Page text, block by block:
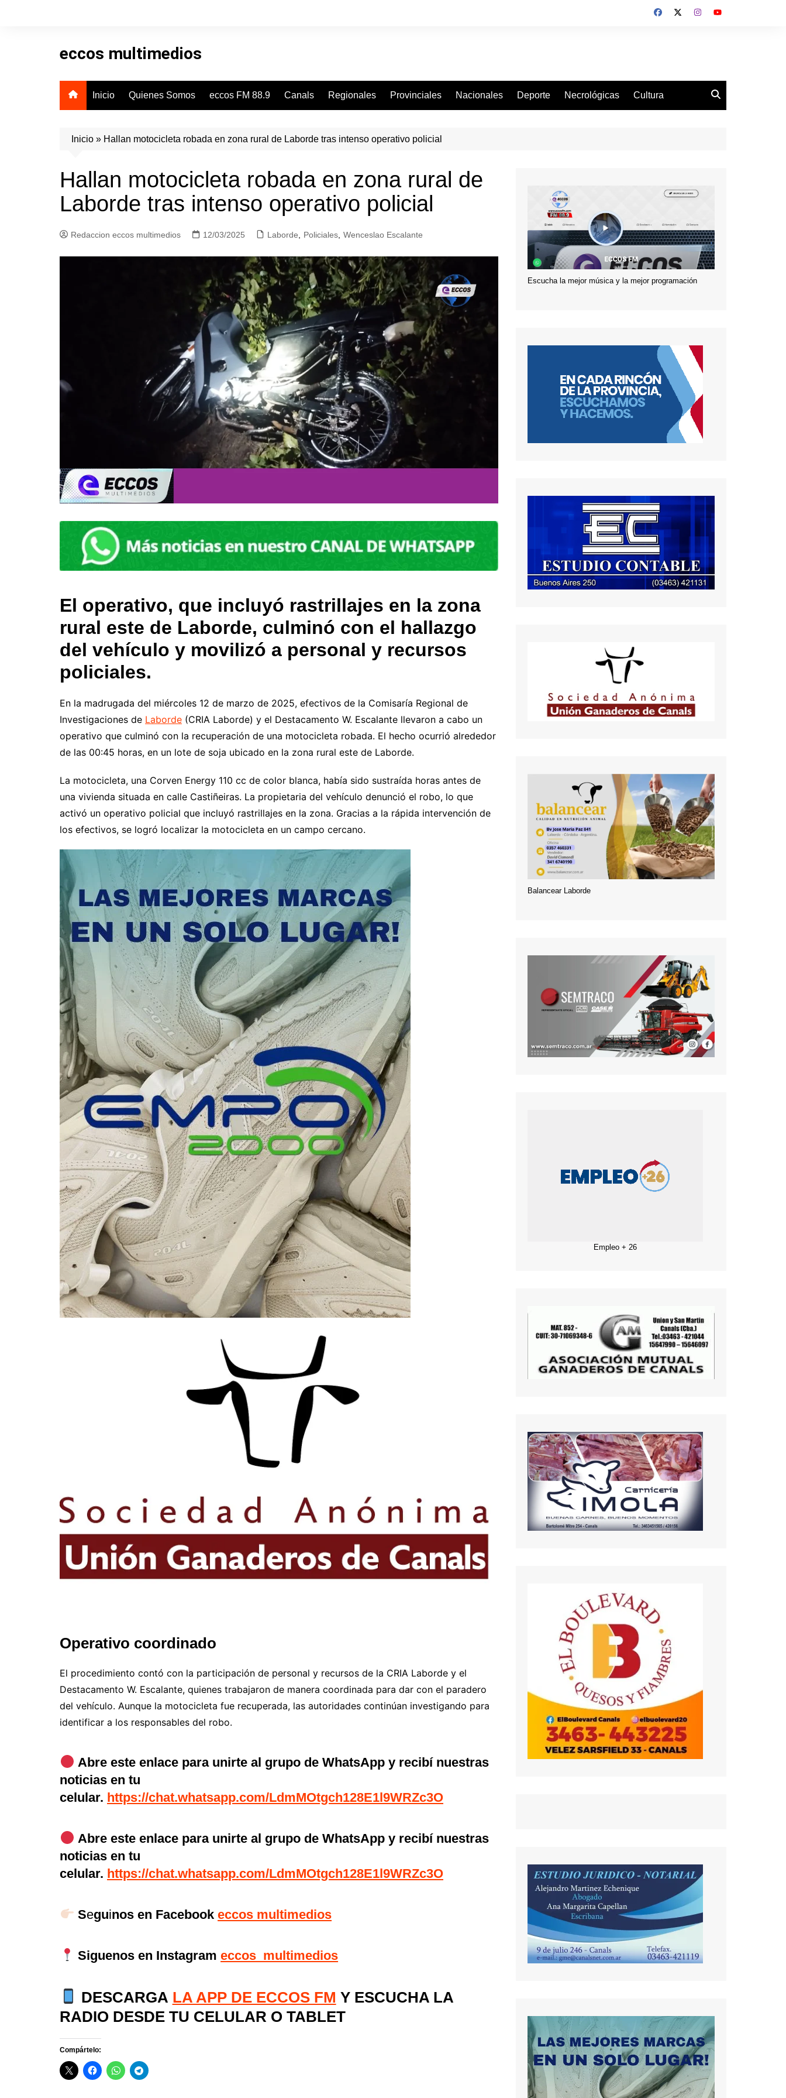
eccos multimedios
Inicio Quienes Somos eccos FM 88.9 Canals Regionales Provinciales Nacionales Deporte Necrológicas Cultura
Inicio » Hallan motocicleta robada en zona rural de Laborde tras intenso operativo policial
Hallan motocicleta robada en zona rural de
Laborde tras intenso operativo policial
Redaccion eccos multimedios 12/03/2025 Laborde Policiales Wenceslao Escalante
El operativo, que incluyó rastrillajes en la zona
rural este de Laborde, culminó con el hallazgo
del vehículo y movilizó a personal y recursos
policiales.
En la madrugada del miércoles 12 de marzo de 2025, efectivos de la Comisaría Regional de
Investigaciones de Laborde (CRIA Laborde) y el Destacamento W. Escalante llevaron a cabo un
operativo que culminó con la recuperación de una motocicleta robada. El hecho ocurrió alrededor
de las 00:45 horas, en un lote de soja ubicado en la zona rural este de Laborde.
La motocicleta, una Corven Energy 110 cc de color blanca, había sido sustraída horas antes de
una vivienda situada en calle Castiñeiras. La propietaria del vehículo denunció el robo, lo que
activó un operativo policial que incluyó rastrillajes en la zona. Gracias a la rápida intervención de
los efectivos, se logró localizar la motocicleta en un campo cercano.
Operativo coordinado
El procedimiento contó con la participación de personal y recursos de la CRIA Laborde y el
Destacamento W. Escalante, quienes trabajaron de manera coordinada para dar con el paradero
del vehículo. Aunque la motocicleta fue recuperada, las autoridades continúan investigando para
identificar a los responsables del robo.
Abre este enlace para unirte al grupo de WhatsApp y recibí nuestras
noticias en tu
celular. https://chat.whatsapp.com/LdmMOtgch128E1l9WRZc3O
Abre este enlace para unirte al grupo de WhatsApp y recibí nuestras
noticias en tu
celular. https://chat.whatsapp.com/LdmMOtgch128E1l9WRZc3O
Seguinos en Facebookeccos multimedios
Siguenos en Instagrameccos_multimedios
DESCARGA LA APP DE ECCOS FM Y ESCUCHA LA
RADIO DESDE TU CELULAR O TABLET
Compártelo:
Escucha la mejor música y la mejor programación
Balancear Laborde
Empleo + 26